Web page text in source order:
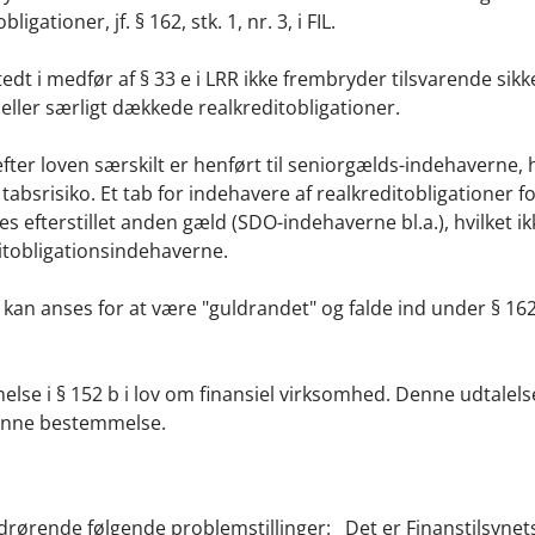
jf. § 162, stk. 1, nr. 3, i FIL.
i medfør af § 33 e i LRR ikke frembryder tilsvarende
særligt dækkede realkreditobligationer.
loven særskilt er henført til seniorgælds-indehaverne,
Et tab for indehavere af realkreditobligationer
efterstillet anden gæld (SDO-indehaverne bl.a.), hvilket
anses for at være "guldrandet" og falde ind under §
i § 152 b i lov om finansiel virksomhed. Denne
bestemmelse.
følgende problemstillinger: Det er